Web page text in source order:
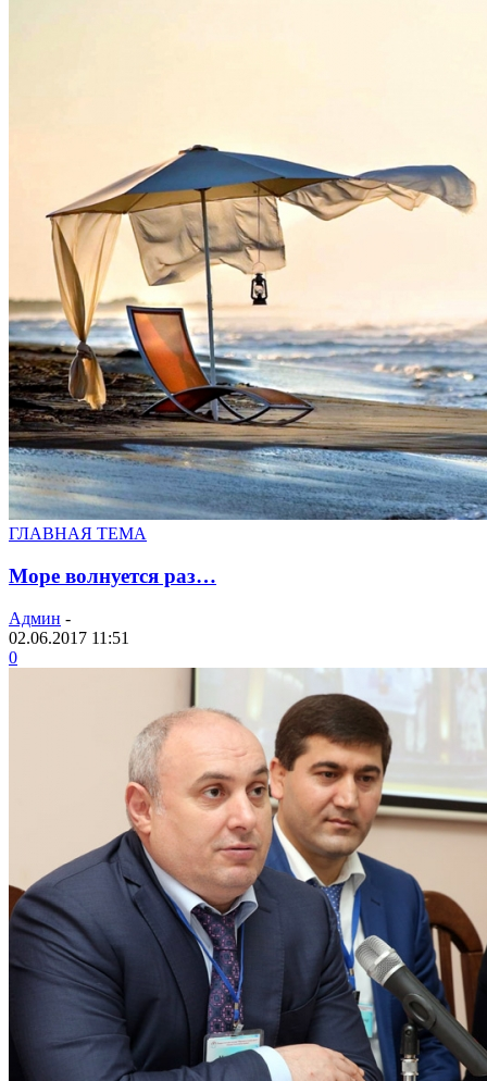
ГЛАВНАЯ ТЕМА
Море волнуется раз…
Админ -
02.06.2017 11:51
0